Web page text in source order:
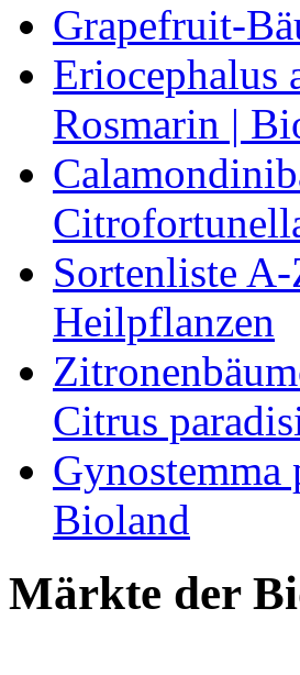
Grapefruit-
Eriocephalus
Rosmarin |
Sortenliste
Heilpflanzen
Citrus
Bioland
Märkte der